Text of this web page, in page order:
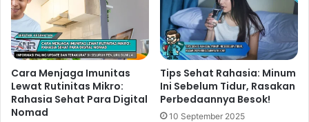
Cara Menjaga Imunitas
Lewat Rutinitas Mikro:
Rahasia Sehat Para Digital
Nomad
Tips Sehat Rahasia: Minum
Ini Sebelum Tidur, Rasakan
Perbedaannya Besok!
10 September 2025